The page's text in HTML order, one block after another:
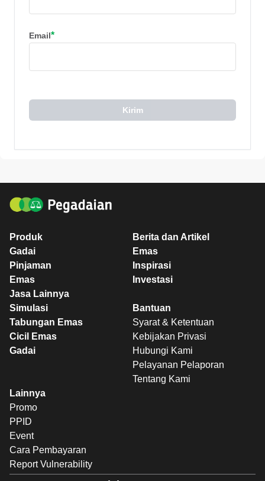
Email*
Kirim
Produk
Gadai
Pinjaman
Emas
Jasa Lainnya
Berita dan Artikel
Emas
Inspirasi
Investasi
Simulasi
Tabungan Emas
Cicil Emas
Gadai
Bantuan
Syarat & Ketentuan
Kebijakan Privasi
Hubungi Kami
Pelayanan Pelaporan
Tentang Kami
Lainnya
Promo
PPID
Event
Cara Pembayaran
Report Vulnerability